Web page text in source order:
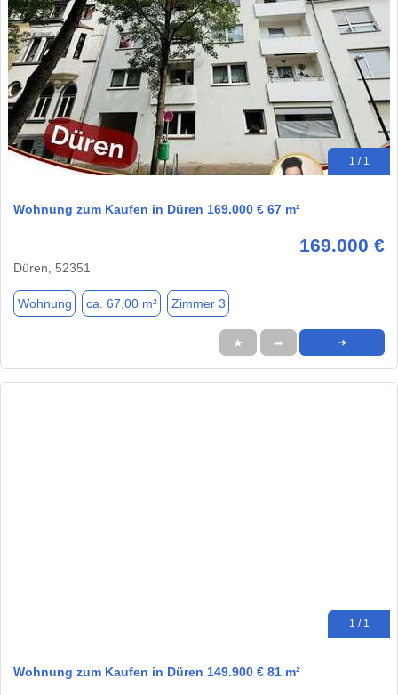
1 / 1
Wohnung zum Kaufen in Düren 169.000 € 67 m²
169.000 €
Düren, 52351
Wohnung ca. 67,00 m² Zimmer 3
★ ➦ ➜
1 / 1
Wohnung zum Kaufen in Düren 149.900 € 81 m²